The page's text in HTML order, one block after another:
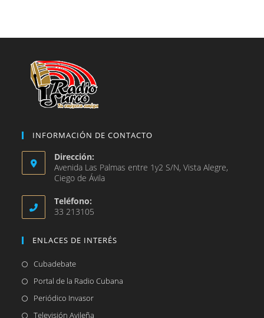
nueva
INFORMACIÓN DE CONTACTO
Dirección:
Avenida Las Palmas entre 1y2 S/N, Vista Alegre,
Ciego de Ávila
Teléfono:
33 213105
ENLACES DE INTERÉS
CubadebateSe
abre
Portal de la Radio Cubana
Periódico InvasorSe
abre
Televisión Avileña